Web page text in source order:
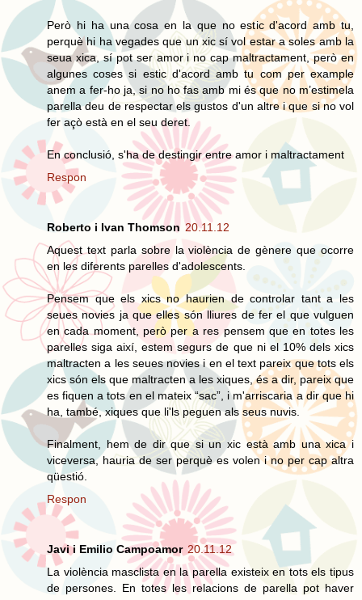
Però hi ha una cosa en la que no estic d'acord amb tu,
perquè hi ha vegades que un xic sí vol estar a soles amb la
seua xica, sí pot ser amor i no cap maltractament, però en
algunes coses si estic d'acord amb tu com per example
anem a fer-ho ja, si no ho fas amb mi és que no m’estimela
parella deu de respectar els gustos d'un altre i que si no vol
fer açò està en el seu deret.
En conclusió, s'ha de destingir entre amor i maltractament
Respon
Roberto i Ivan Thomson 20.11.12
Aquest text parla sobre la violència de gènere que ocorre
en les diferents parelles d'adolescents.
Pensem que els xics no haurien de controlar tant a les
seues novies ja que elles són lliures de fer el que vulguen
en cada moment, però per a res pensem que en totes les
parelles siga així, estem segurs de que ni el 10% dels xics
maltracten a les seues novies i en el text pareix que tots els
xics són els que maltracten a les xiques, és a dir, pareix que
es fiquen a tots en el mateix “sac”, i m'arriscaria a dir que hi
ha, també, xiques que li'ls peguen als seus nuvis.
Finalment, hem de dir que si un xic està amb una xica i
viceversa, hauria de ser perquè es volen i no per cap altra
qüestió.
Respon
Javi i Emilio Campoamor 20.11.12
La violència masclista en la parella existeix en tots els tipus
de persones. En totes les relacions de parella pot haver